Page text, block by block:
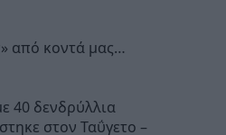
από κοντά μας…
40 δενδρύλλια
στον Ταΰγετο –